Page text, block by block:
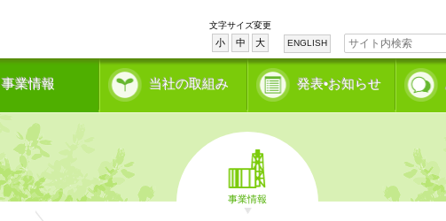
文字サイズ変更
小 中 大 ENGLISH
事業情報 当社の取組み 発表•お知らせ
事業情報